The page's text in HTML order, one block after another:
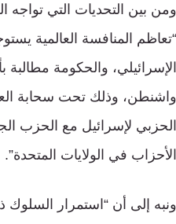
ومن بين التحديات التي تواجه
“تعاظم المنافسة العالمية
الإسرائيلي، والحكومة
واشنطن، وذلك تحت سحابة
الحزبي لإسرائيل مع الحزب
الأحزاب في الولايات المتحدة”.
ونبه إلى أن “استمرار السلوك